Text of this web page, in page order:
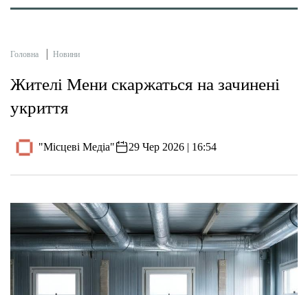
Головна Новини
Жителі Мени скаржаться на зачинені
укриття
"Місцеві Медіа" 29 Чер 2026 | 16:54